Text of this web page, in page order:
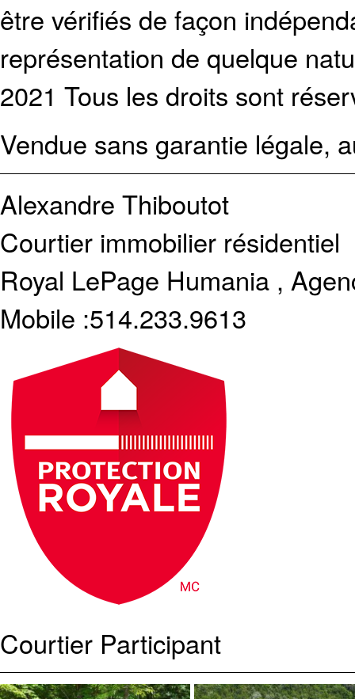
être vérifiés de façon
représentation de quelque
2021 Tous les droits sont
Vendue sans garantie légale,
Alexandre Thiboutot
Courtier immobilier résidentiel
Royal LePage Humania ,
Mobile :514.233.9613
Courtier Participant